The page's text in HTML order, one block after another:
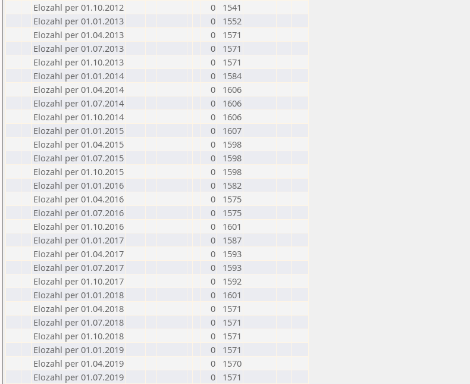
Elozahl per 01.10.2012
0
1541
Elozahl per 01.01.2013
0
1552
Elozahl per 01.04.2013
0
1571
Elozahl per 01.07.2013
0
1571
Elozahl per 01.10.2013
0
1571
Elozahl per 01.01.2014
0
1584
Elozahl per 01.04.2014
0
1606
Elozahl per 01.07.2014
0
1606
Elozahl per 01.10.2014
0
1606
Elozahl per 01.01.2015
0
1607
Elozahl per 01.04.2015
0
1598
Elozahl per 01.07.2015
0
1598
Elozahl per 01.10.2015
0
1598
Elozahl per 01.01.2016
0
1582
Elozahl per 01.04.2016
0
1575
Elozahl per 01.07.2016
0
1575
Elozahl per 01.10.2016
0
1601
Elozahl per 01.01.2017
0
1587
Elozahl per 01.04.2017
0
1593
Elozahl per 01.07.2017
0
1593
Elozahl per 01.10.2017
0
1592
Elozahl per 01.01.2018
0
1601
Elozahl per 01.04.2018
0
1571
Elozahl per 01.07.2018
0
1571
Elozahl per 01.10.2018
0
1571
Elozahl per 01.01.2019
0
1571
Elozahl per 01.04.2019
0
1570
Elozahl per 01.07.2019
0
1571